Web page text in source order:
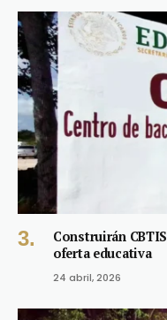
Construirán
oferta educativa
24 abril, 2026